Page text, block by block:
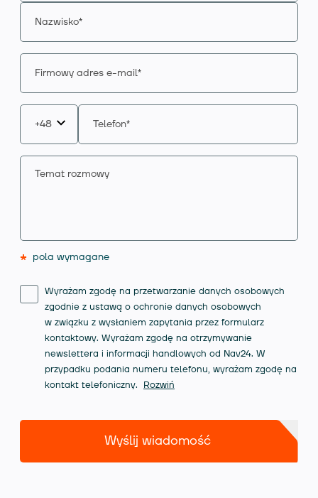
* pola wymagane
Wyrażam zgodę na przetwarzanie danych osobowych
zgodnie z ustawą o ochronie danych osobowych
w związku z wysłaniem zapytania przez formularz
kontaktowy. Wyrażam zgodę na otrzymywanie
newslettera i informacji handlowych od Nav24. W
przypadku podania numeru telefonu, wyrażam zgodę na
kontakt telefoniczny.
Rozwiń
Wyślij wiadomość